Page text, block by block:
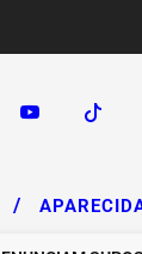
/